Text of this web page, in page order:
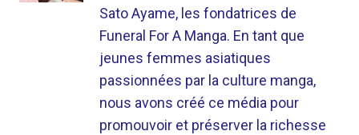
Sato Ayame, les fondatrices de
Funeral For A Manga. En tant que
jeunes femmes asiatiques
passionnées par la culture manga,
nous avons créé ce média pour
promouvoir et préserver la richesse